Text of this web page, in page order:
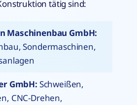
tätig sind:
Maschinenbau GmbH:
Sondermaschinen,
GmbH: Schweißen,
CNC-Drehen,